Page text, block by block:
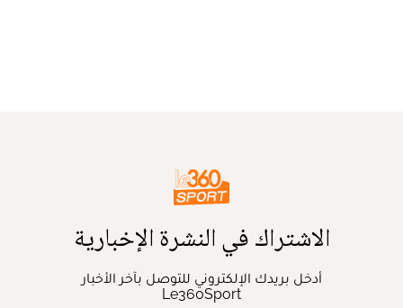
الاشتراك في النشرة الإخبارية
أدخل بريدك الإلكتروني للتوصل بآخر الأخبار
Le360Sport